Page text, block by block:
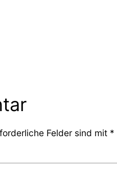
Felder sind mit *